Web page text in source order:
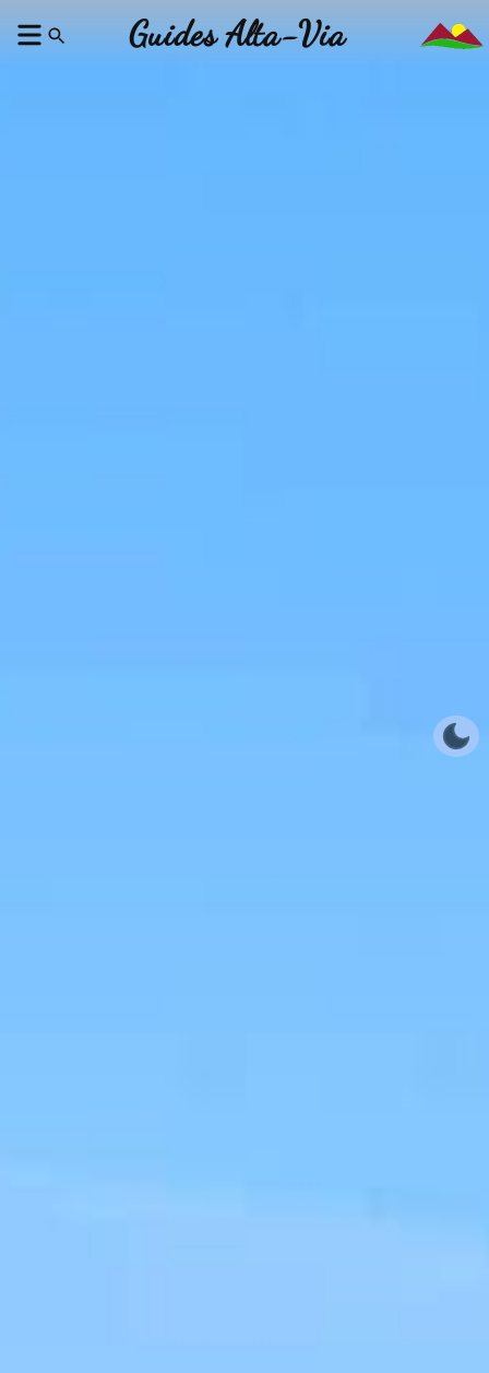
Guides Alta-Via